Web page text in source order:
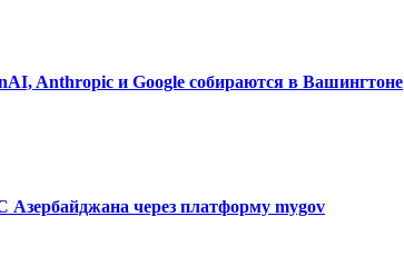
Anthropic и Google собираются в Вашингтоне
через платформу mygov